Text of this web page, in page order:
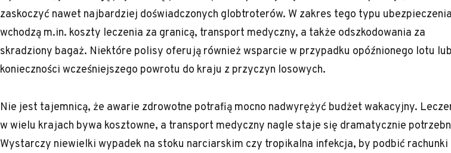
zaskoczyć nawet najbardziej doświadczonych globtroterów. W zakres tego typu ubezpieczenia
wchodzą m.in. koszty leczenia za granicą, transport medyczny, a także odszkodowania za
skradziony bagaż. Niektóre polisy oferują również wsparcie w przypadku opóźnionego lotu lub
konieczności wcześniejszego powrotu do kraju z przyczyn losowych.
Nie jest tajemnicą, że awarie zdrowotne potrafią mocno nadwyrężyć budżet wakacyjny.
w wielu krajach bywa kosztowne, a transport medyczny nagle staje się dramatycznie
Wystarczy niewielki wypadek na stoku narciarskim czy tropikalna infekcja, by podbić rachunki